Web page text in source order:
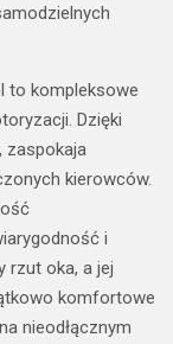
to kompleksowe
Dzięki
zaspokaja
kierowców.
i
rzut oka, a jej
komfortowe
nieodłącznym